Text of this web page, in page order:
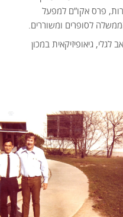
פרס אקו”ם למפעל
לסופרים ומשוררים.
גיאופיזיקאית במכון